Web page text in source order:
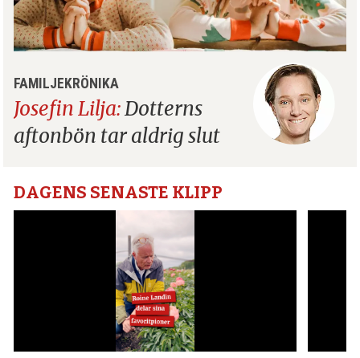
FAMILJEKRÖNIKA
Josefin Lilja:Dotterns
aftonbön tar aldrig slut
DAGENS SENASTE KLIPP